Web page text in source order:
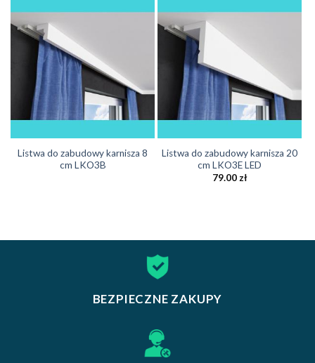
Listwa do zabudowy karnisza 8
cm LKO3B
Listwa do zabudowy karnisza 20
cm LKO3E LED
79.00 zł
BEZPIECZNE ZAKUPY